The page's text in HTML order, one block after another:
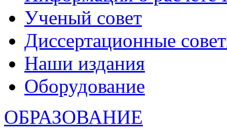
Ученый совет
Диссертационные
Наши издания
Оборудование
ОБРАЗОВАНИЕ